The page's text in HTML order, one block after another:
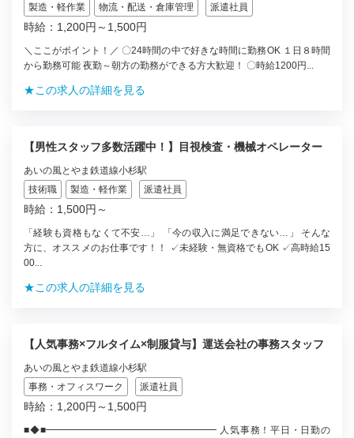
製造・軽作業
物流・配送・倉庫管理 派遣社員
時給：1,200円～1,500円
＼ここがポイント！／ 〇24時間の中で好きな時間に勤務OK １日８時間
から勤務可能 夜勤～朝方の勤務ができる方大歓迎！ 〇時給1200円...
★この求人の詳細を見る
【男性スタッフ多数活躍中！】目視検査・機械オペレーター
あいの風とやま鉄道線小杉駅
技術職
製造・軽作業 派遣社員
時給：1,500円～
「経験も資格もなくて不安…」 「今の収入に満足できない…」 そんな
方に、オススメのお仕事です！！ ✓未経験・無資格でもOK ✓高時給15
00...
★この求人の詳細を見る
【人気事務×フルタイム×制服貸与】運送会社の事務スタッフ
あいの風とやま鉄道線小杉駅
事務・オフィスワーク
派遣社員
時給：1,200円～1,500円
■◆■━━━━━━━━━━━━━━━━━━ 人気事務！平日・日勤の